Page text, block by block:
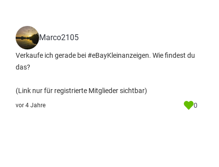
Marco2105
Verkaufe ich gerade bei #eBayKleinanzeigen. Wie findest du
das?
(Link nur für registrierte Mitglieder sichtbar)
vor 4 Jahre 0